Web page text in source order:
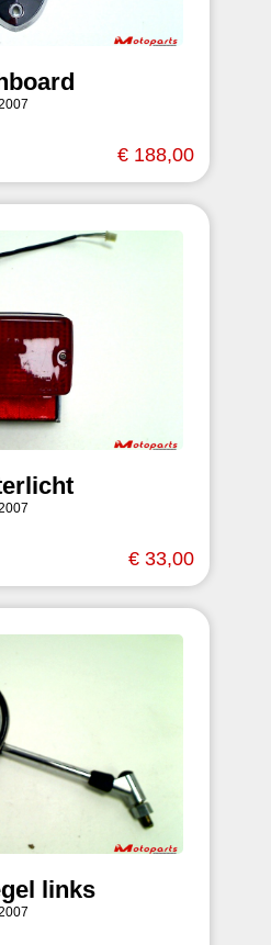
€ 188,00
€ 33,00
links